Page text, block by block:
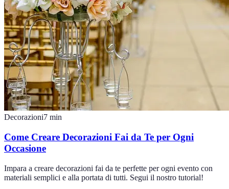
Decorazioni7 min
Come Creare Decorazioni Fai da Te per Ogni
Occasione
Impara a creare decorazioni fai da te perfette per ogni evento con
materiali semplici e alla portata di tutti. Segui il nostro tutorial!